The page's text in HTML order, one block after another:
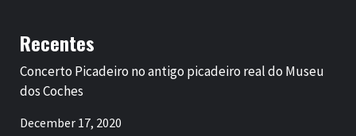
Recentes
Concerto Picadeiro no antigo picadeiro real do Museu
dos Coches
December 17, 2020